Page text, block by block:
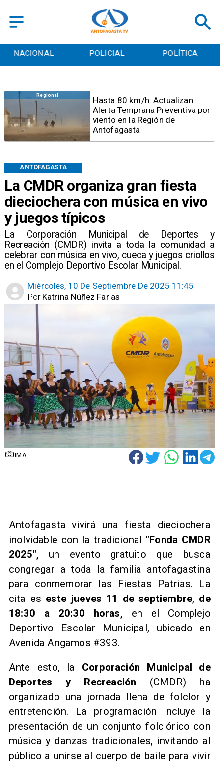
POLICIAL POLÍTICA CULTURA
La CMDR organiza gran fiesta
dieciochera con música en vivo
y juegos típicos
​La Corporación Municipal de Deportes y
Recreación (CMDR) invita a toda la comunidad a
celebrar con música en vivo, cueca y juegos criollos
en el Complejo Deportivo Escolar Municipal.
ANTOFAGASTA
Miércoles, 10 De Septiembre De 2025 11:45
Katrina Núñez Farias
Por
IMA
Antofagasta
Detienen a sujeto por iniciar
quema para sacar cables
eléctricos en el sector norte de
Antofagasta
​Antofagasta vivirá una fiesta dieciochera
inolvidable con la tradicional "Fonda CMDR
2025", un evento gratuito que busca
congregar a toda la familia antofagastina
para conmemorar las Fiestas Patrias. La
cita es este jueves 11 de septiembre, de
18:30 a 20:30 horas, en el Complejo
Deportivo Escolar Municipal, ubicado en
Avenida Angamos #393.
Ante esto, la Corporación Municipal de
Deportes y Recreación (CMDR) ha
organizado una jornada llena de folclor y
entretención. La programación incluye la
presentación de un conjunto folclórico con
música y danzas tradicionales, invitando al
público a unirse al cuerpo de baile para vivir